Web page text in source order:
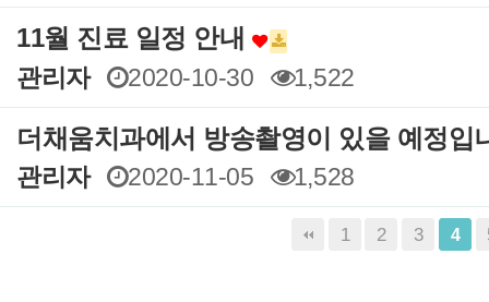
11월 진료 일정 안내
관리자
2020-10-30 1,522
더채움치과에서 방송촬영이 있을 예정입
관리자
2020-11-05 1,528
1 2 3 4